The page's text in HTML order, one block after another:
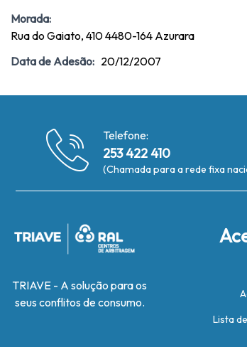
Morada:
Rua do Gaiato, 410 4480-164 Azurara
Data de Adesão: 20/12/2007
Telefone:
253 422 410
(Chamada para a rede fixa
TRIAVE - A solução para os
seus conflitos de consumo.
Lista